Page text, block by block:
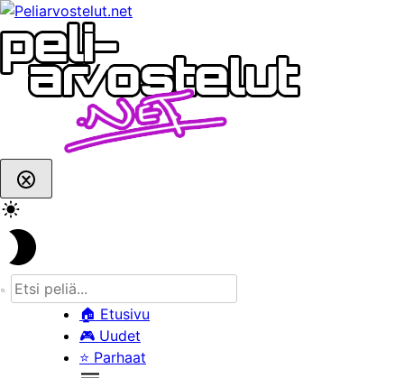
Skip
to
content
🏠 Etusivu
🎮 Uudet
⭐ Parhaat